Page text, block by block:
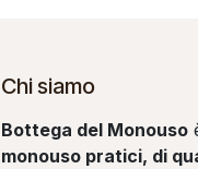
Chi siamo
Bottega del Monouso
monouso pratici, di